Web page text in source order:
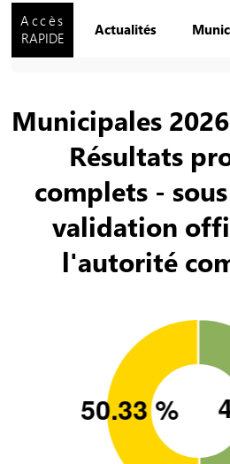
Accès
RAPIDE
Actualités
Municipales
Résultats
complets -
validation
l'autorité